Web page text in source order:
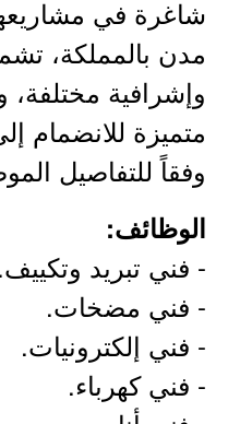
شاغرة في
مدن بالمملكة،
وإشرافية
متميزة للانضمام
وفقاً للتفاصيل
الوظائف:
- فني تبريد وتكييف.
- فني مضخات.
- فني إلكترونيات.
- فني كهرباء.